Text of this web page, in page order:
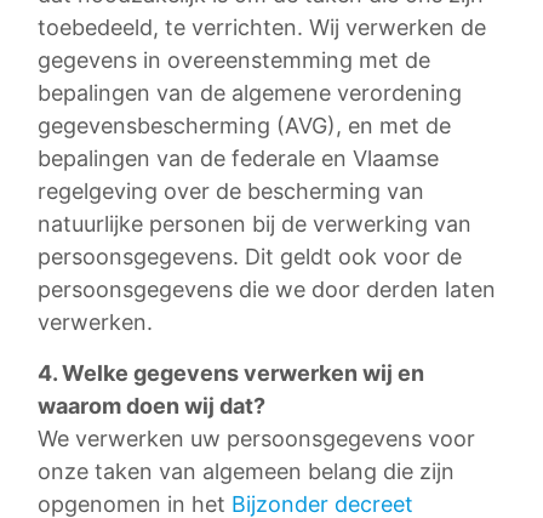
toebedeeld, te verrichten. Wij verwerken de
gegevens in overeenstemming met de
bepalingen van de algemene verordening
gegevensbescherming (AVG), en met de
bepalingen van de federale en Vlaamse
regelgeving over de bescherming van
natuurlijke personen bij de verwerking van
persoonsgegevens. Dit geldt ook voor de
persoonsgegevens die we door derden laten
verwerken.
4. Welke gegevens verwerken wij en
waarom doen wij dat?
We verwerken uw persoonsgegevens voor
onze taken van algemeen belang die zijn
opgenomen in het Bijzonder decreet